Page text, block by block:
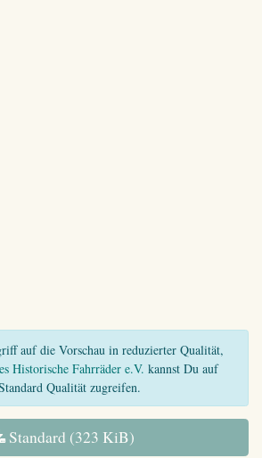
auf die Vorschau in reduzierter Qualität,
Historische Fahrräder e.V. kannst Du auf
Qualität zugreifen.
Standard (323 KiB)